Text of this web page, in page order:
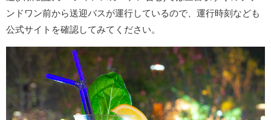
ンドワン前から送迎バスが運行しているので、運行時刻なども
公式サイトを確認してみてください。